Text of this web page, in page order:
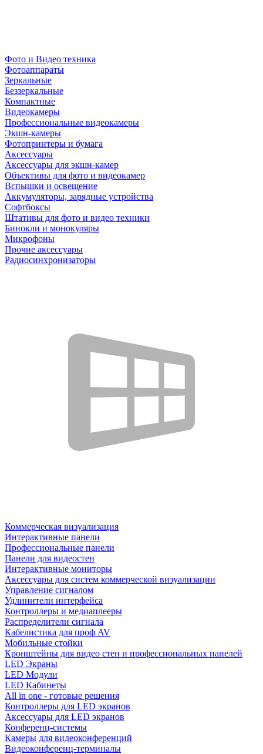
Фото и Видео техника
Фотоаппараты
Зеркальные
Беззеркальные
Компактные
Видеокамеры
Профессиональные видеокамеры
Экшн-камеры
Фотопринтеры и бумага
Аксессуары
Аксессуары для экшн-камер
Объективы для фото и видеокамер
Вспышки и освещение
Аккумуляторы, зарядные устройства
Софтбоксы
Штативы для фото и видео техники
Бинокли и монокуляры
Микрофоны
Прочие аксессуары
Радиосинхронизаторы
Коммерческая визуализация
Интерактивные панели
Профессиональные панели
Панели для видеостен
Интерактивные мониторы
Аксессуары для систем коммерческой визуализации
Управление сигналом
Удлинители интерфейса
Контроллеры и медиаплееры
Распределители сигнала
Кабелистика для проф AV
Мобильные стойки
Кронштейны для видео стен и профессиональных панелей
LED Экраны
LED Модули
LED Кабинеты
All in one - готовые решения
Контроллеры для LED экранов
Аксессуары для LED экранов
Конференц-системы
Камеры для видеоконференций
Видеоконференц-терминалы